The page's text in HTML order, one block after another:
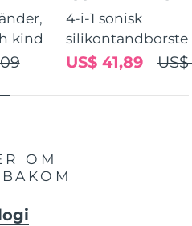
kind
4-i-1 sonisk
silikontandborste
US$ 41,89
OM